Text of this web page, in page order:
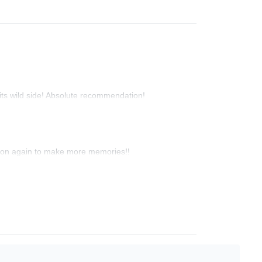
wild side! Absolute recommendation!
again to make more memories!!